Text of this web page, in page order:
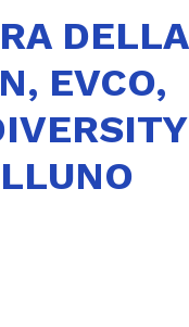
DELLA
EVCO,